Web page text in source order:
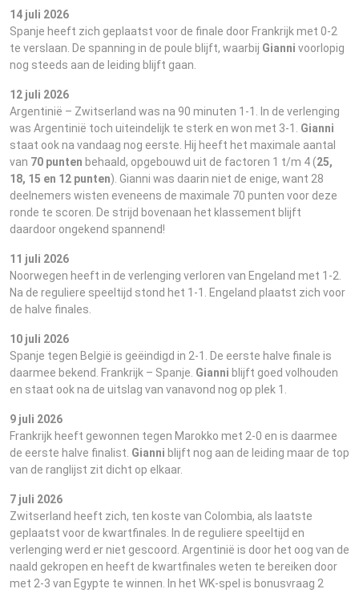
14 juli 2026
Spanje heeft zich geplaatst voor de finale door Frankrijk met 0-2
te verslaan. De spanning in de poule blijft, waarbij Gianni voorlopig
nog steeds aan de leiding blijft gaan.
12 juli 2026
Argentinië – Zwitserland was na 90 minuten 1-1. In de verlenging
was Argentinië toch uiteindelijk te sterk en won met 3-1. Gianni
staat ook na vandaag nog eerste. Hij heeft het maximale aantal
van 70 punten behaald, opgebouwd uit de factoren 1 t/m 4 (25,
18, 15 en 12 punten). Gianni was daarin niet de enige, want 28
deelnemers wisten eveneens de maximale 70 punten voor deze
ronde te scoren. De strijd bovenaan het klassement blijft
daardoor ongekend spannend!
11 juli 2026
Noorwegen heeft in de verlenging verloren van Engeland met 1-2.
Na de reguliere speeltijd stond het 1-1. Engeland plaatst zich voor
de halve finales.
10 juli 2026
Spanje tegen België is geëindigd in 2-1. De eerste halve finale is
daarmee bekend. Frankrijk – Spanje. Gianni blijft goed volhouden
en staat ook na de uitslag van vanavond nog op plek 1.
9 juli 2026
Frankrijk heeft gewonnen tegen Marokko met 2-0 en is daarmee
de eerste halve finalist. Gianni blijft nog aan de leiding maar de top
van de ranglijst zit dicht op elkaar.
7 juli 2026
Zwitserland heeft zich, ten koste van Colombia, als laatste
geplaatst voor de kwartfinales. In de reguliere speeltijd en
verlenging werd er niet gescoord. Argentinië is door het oog van de
naald gekropen en heeft de kwartfinales weten te bereiken door
met 2-3 van Egypte te winnen. In het WK-spel is bonusvraag 2